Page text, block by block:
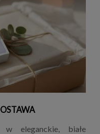
w eleganckie, białe